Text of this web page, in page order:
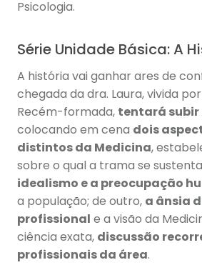
Psicologia.
Série Unidade Básica: A
A história vai ganhar ares de
chegada da dra. Laura, vivida
Recém-formada, tentará subir
colocando em cena dois
distintos da Medicina,
sobre o qual a trama se
idealismo e a preocupação
a população; de outro, a ânsia
profissional e a visão da
ciência exata, discussão
profissionais da área.